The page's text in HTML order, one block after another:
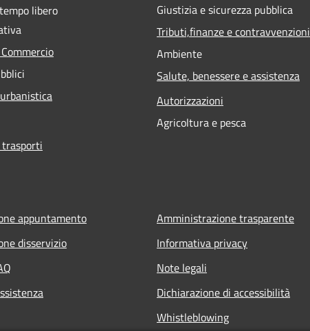
libero
Giustizia e sicurezza pubblica
Tributi,finanze e contravvenzioni
Ambiente
Salute, benessere e assistenza
Autorizzazioni
Agricoltura e pesca
appuntamento
disservizio
Amministrazione trasparente
Informativa privacy
Note legali
Dichiarazione di accessibilità
Whistleblowing